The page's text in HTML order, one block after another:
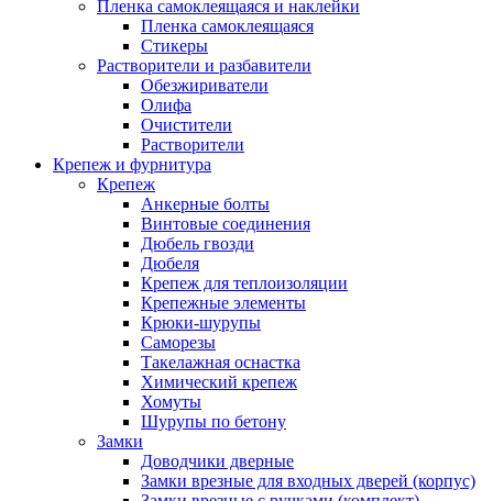
Пленка самоклеящаяся и наклейки
Пленка самоклеящаяся
Стикеры
Растворители и разбавители
Обезжириватели
Олифа
Очистители
Растворители
Крепеж и фурнитура
Крепеж
Анкерные болты
Винтовые соединения
Дюбель гвозди
Дюбеля
Крепеж для теплоизоляции
Крепежные элементы
Крюки-шурупы
Саморезы
Такелажная оснастка
Химический крепеж
Хомуты
Шурупы по бетону
Замки
Доводчики дверные
Замки врезные для входных дверей (корпус)